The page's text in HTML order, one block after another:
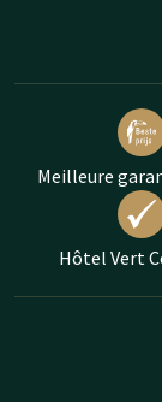
Meilleure
Hôtel Vert